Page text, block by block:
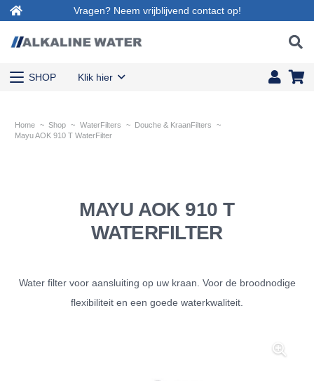
Vragen? Neem vrijblijvend contact op!
SHOP Klik hier
Home ~ Shop ~ WaterFilters ~ Douche & KraanFilters
~
Mayu AOK 910 T WaterFilter
MAYU AOK 910 T
WATERFILTER
Water filter voor aansluiting op uw kraan. Voor de broodnodige
flexibiliteit en een goede waterkwaliteit.